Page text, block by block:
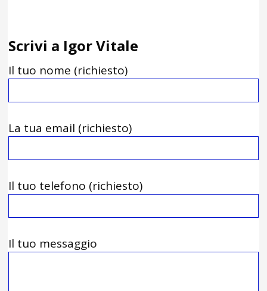
Scrivi a Igor Vitale
Il tuo nome (richiesto)
La tua email (richiesto)
Il tuo telefono (richiesto)
Il tuo messaggio